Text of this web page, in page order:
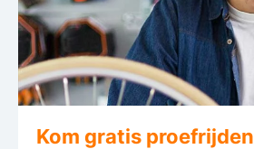
Kom gratis proefrijden